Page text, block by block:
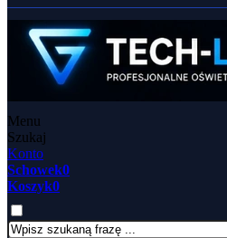
Menu
Szukaj
Konto
Schowek0
Koszyk0